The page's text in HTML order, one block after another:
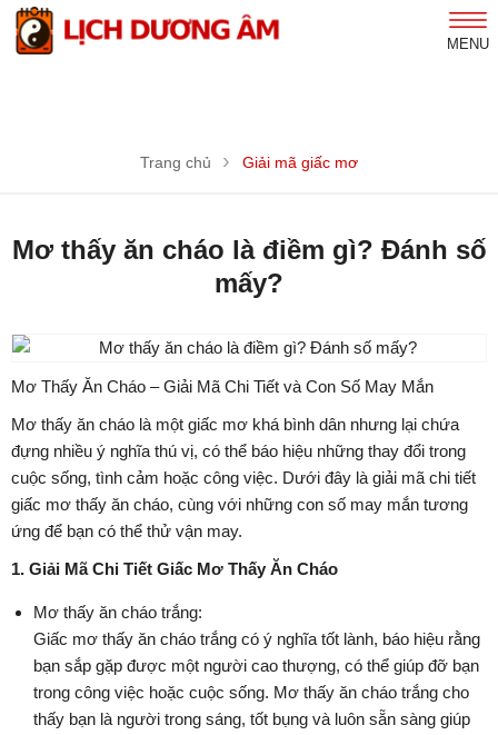
MENU
Trang chủ Giải mã giấc mơ
Mơ thấy ăn cháo là điềm gì? Đánh số
mấy?
Mơ Thấy Ăn Cháo – Giải Mã Chi Tiết và Con Số May Mắn
Mơ thấy ăn cháo là một giấc mơ khá bình dân nhưng lại chứa
đựng nhiều ý nghĩa thú vị, có thể báo hiệu những thay đổi trong
cuộc sống, tình cảm hoặc công việc. Dưới đây là giải mã chi tiết
giấc mơ thấy ăn cháo, cùng với những con số may mắn tương
ứng để bạn có thể thử vận may.
1. Giải Mã Chi Tiết Giấc Mơ Thấy Ăn Cháo
Mơ thấy ăn cháo trắng:
Giấc mơ thấy ăn cháo trắng có ý nghĩa tốt lành, báo hiệu rằng
bạn sắp gặp được một người cao thượng, có thể giúp đỡ bạn
trong công việc hoặc cuộc sống. Mơ thấy ăn cháo trắng cho
thấy bạn là người trong sáng, tốt bụng và luôn sẵn sàng giúp